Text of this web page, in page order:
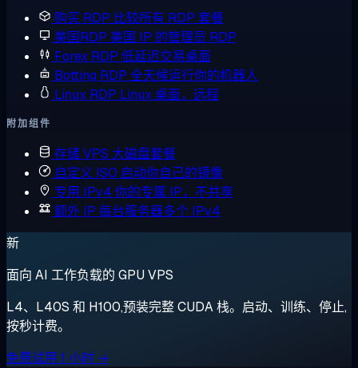
购买 RDP 比较所有 RDP 套餐
美国RDP 美国 IP 的管理员 RDP
Forex RDP 低延迟交易桌面
Botting RDP 全天候运行你的机器人
Linux RDP Linux 桌面，远程
附加组件
存储 VPS 大磁盘套餐
自定义 ISO 启动你自己的镜像
专用 IPv4 你的专属 IP，不共享
额外 IP 每台服务器多个 IPv4
新
面向 AI 工作负载的 GPU VPS
L4、L40S 和 H100,预装完整 CUDA 栈。启动、训练、停止,
按秒计费。
免费试用 1 小时 →